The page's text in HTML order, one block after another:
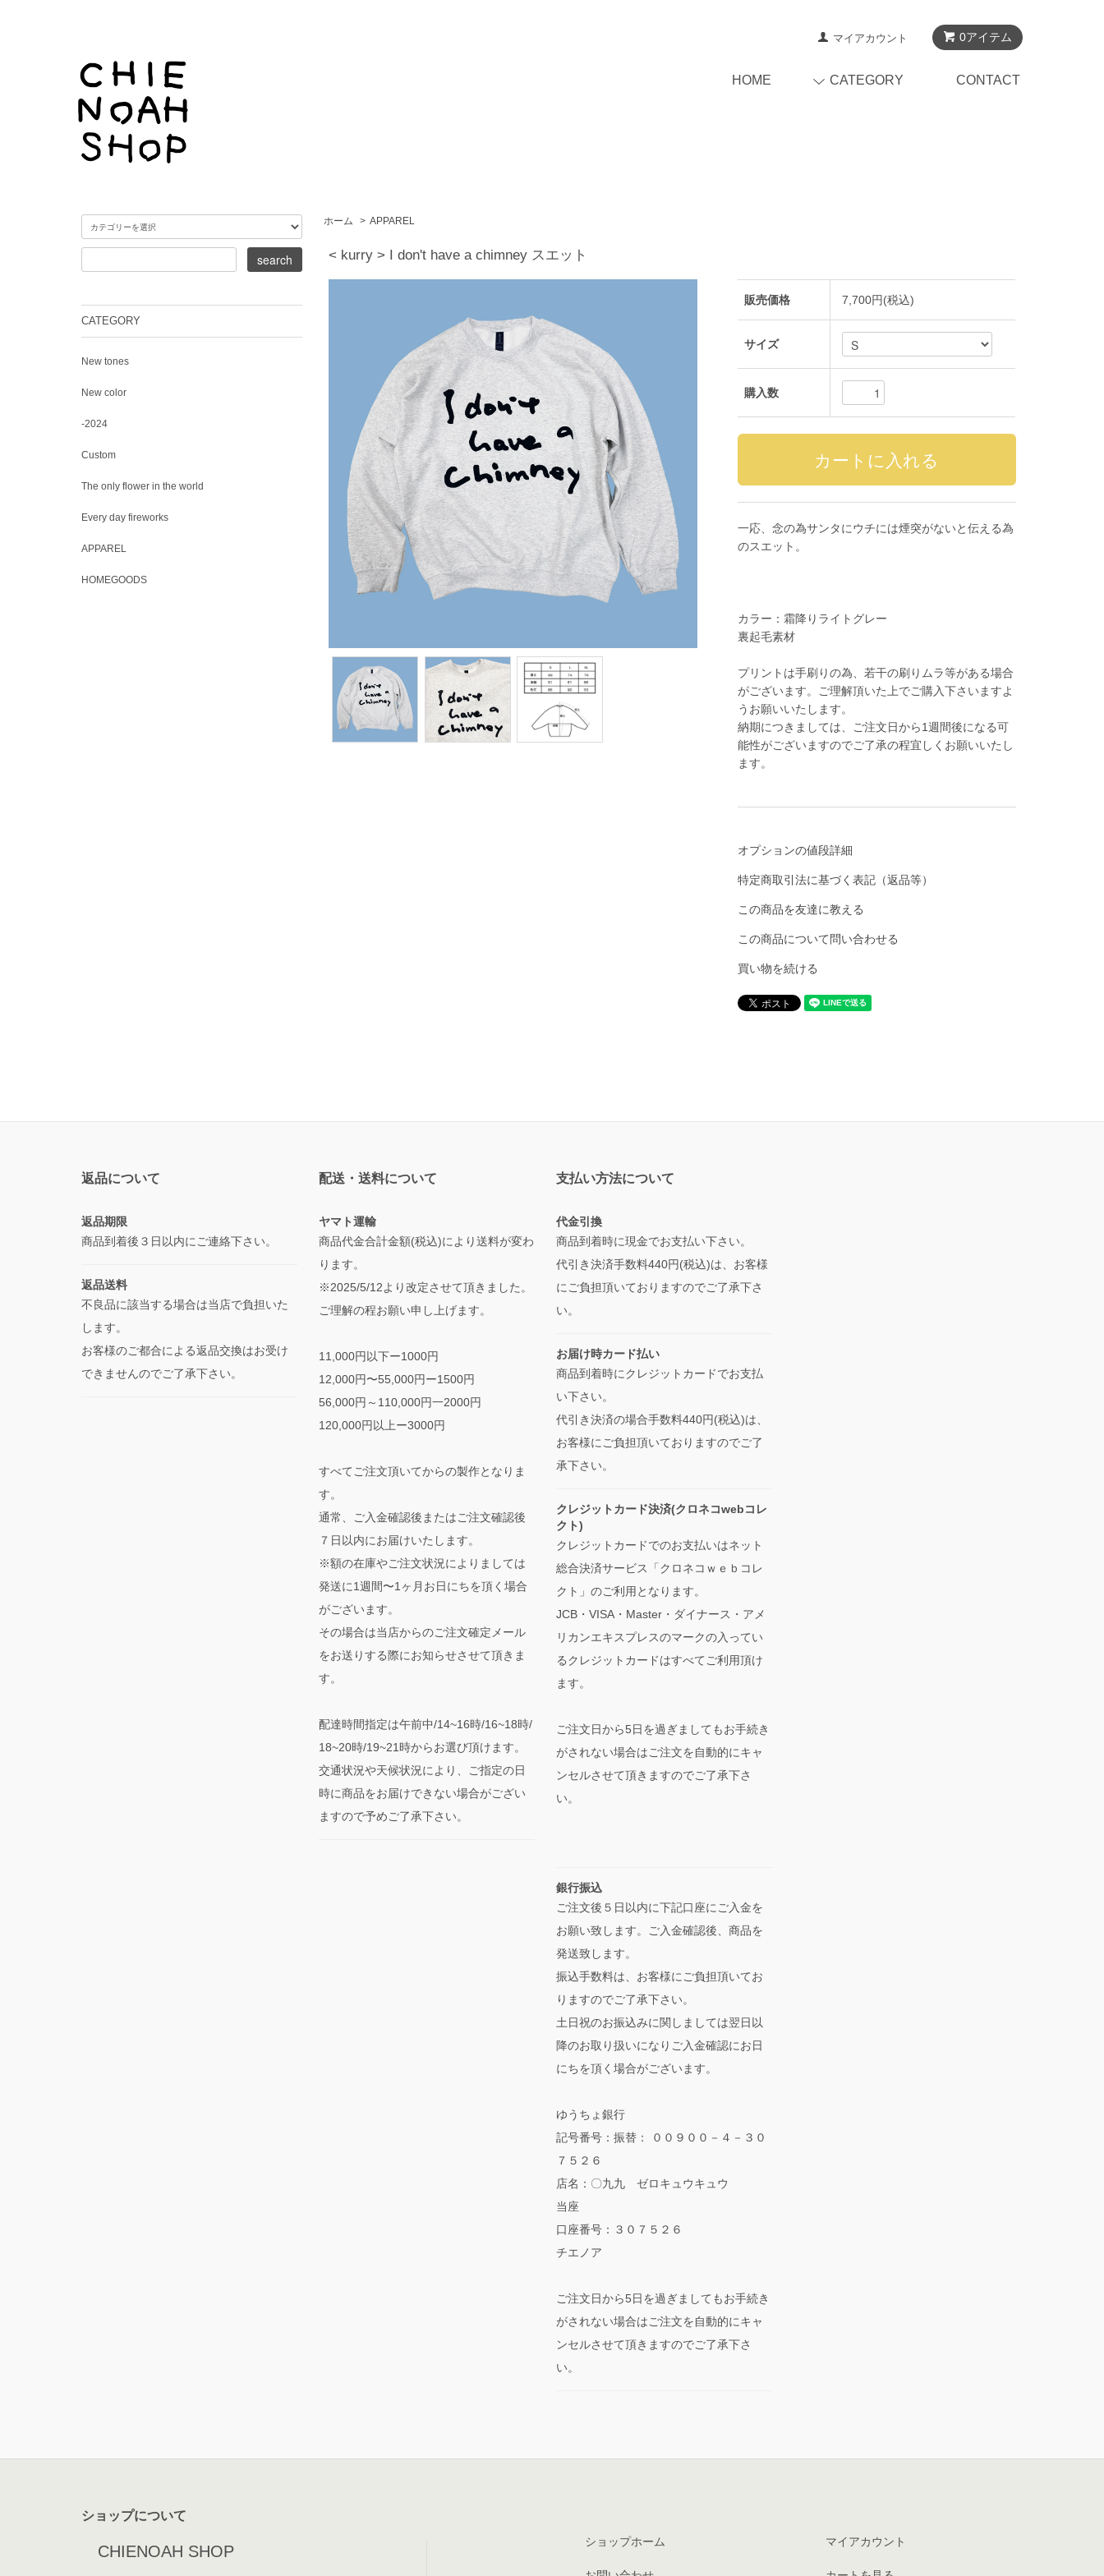
0アイテム
マイアカウント
HOME CATEGORY CONTACT
ホーム > APPAREL
< kurry > I don't have a chimney スエット
販売価格 7,700円(税込)
サイズ
購入数
一応、念の為サンタにウチには煙突がないと伝える為
のスエット。
カラー：霜降りライトグレー
裏起毛素材
プリントは手刷りの為、若干の刷りムラ等がある場合
がございます。ご理解頂いた上でご購入下さいますよ
うお願いいたします。
納期につきましては、ご注文日から1週間後になる可
能性がございますのでご了承の程宜しくお願いいたし
ます。
オプションの値段詳細
特定商取引法に基づく表記（返品等）
この商品を友達に教える
この商品について問い合わせる
買い物を続ける
CATEGORY
New tones
New color
-2024
Custom
The only flower in the world
Every day fireworks
APPAREL
HOMEGOODS
返品について
返品期限
商品到着後３日以内にご連絡下さい。
返品送料
不良品に該当する場合は当店で負担いた
します。
お客様のご都合による返品交換はお受け
できませんのでご了承下さい。
配送・送料について
ヤマト運輸
商品代金合計金額(税込)により送料が変わ
ります。
※2025/5/12より改定させて頂きました。
ご理解の程お願い申し上げます。
11,000円以下ー1000円
12,000円〜55,000円ー1500円
56,000円～110,000円一2000円
120,000円以上ー3000円
すべてご注文頂いてからの製作となりま
す。
通常、ご入金確認後またはご注文確認後
７日以内にお届けいたします。
※額の在庫やご注文状況によりましては
発送に1週間〜1ヶ月お日にちを頂く場合
がございます。
その場合は当店からのご注文確定メール
をお送りする際にお知らせさせて頂きま
す。
配達時間指定は午前中/14~16時/16~18時/
18~20時/19~21時からお選び頂けます。
交通状況や天候状況により、ご指定の日
時に商品をお届けできない場合がござい
ますので予めご了承下さい。
支払い方法について
代金引換
商品到着時に現金でお支払い下さい。
代引き決済手数料440円(税込)は、お客様
にご負担頂いておりますのでご了承下さ
い。
お届け時カード払い
商品到着時にクレジットカードでお支払
い下さい。
代引き決済の場合手数料440円(税込)は、
お客様にご負担頂いておりますのでご了
承下さい。
クレジットカード決済(クロネコwebコレ
クト)
クレジットカードでのお支払いはネット
総合決済サービス「クロネコｗｅｂコレ
クト」のご利用となります。
JCB・VISA・Master・ダイナース・アメ
リカンエキスプレスのマークの入ってい
るクレジットカードはすべてご利用頂け
ます。
ご注文日から5日を過ぎましてもお手続き
がされない場合はご注文を自動的にキャ
ンセルさせて頂きますのでご了承下さ
い。
銀行振込
ご注文後５日以内に下記口座にご入金を
お願い致します。ご入金確認後、商品を
発送致します。
振込手数料は、お客様にご負担頂いてお
りますのでご了承下さい。
土日祝のお振込みに関しましては翌日以
降のお取り扱いになりご入金確認にお日
にちを頂く場合がございます。
ゆうちょ銀行
記号番号：振替： ００９００－４－３０
７５２６
店名：〇九九 ゼロキュウキュウ
当座
口座番号：３０７５２６
チエノア
ご注文日から5日を過ぎましてもお手続き
がされない場合はご注文を自動的にキャ
ンセルさせて頂きますのでご了承下さ
い。
ショップについて
CHIENOAH SHOP
ショップホーム マイアカウント